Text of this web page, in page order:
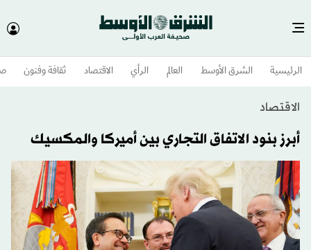
الرئيسية الشرق الأوسط​ العالم الرأي الاقتصاد ثقافة وفنون
الاقتصاد
أبرز بنود الاتفاق التجاري بين أميركا والمكسيك